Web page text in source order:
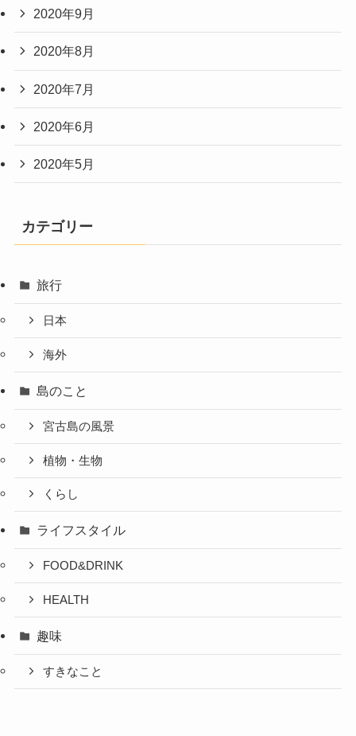
2020年9月
2020年8月
2020年7月
2020年6月
2020年5月
カテゴリー
旅行
日本
海外
島のこと
宮古島の風景
植物・生物
くらし
ライフスタイル
FOOD&DRINK
HEALTH
趣味
すきなこと